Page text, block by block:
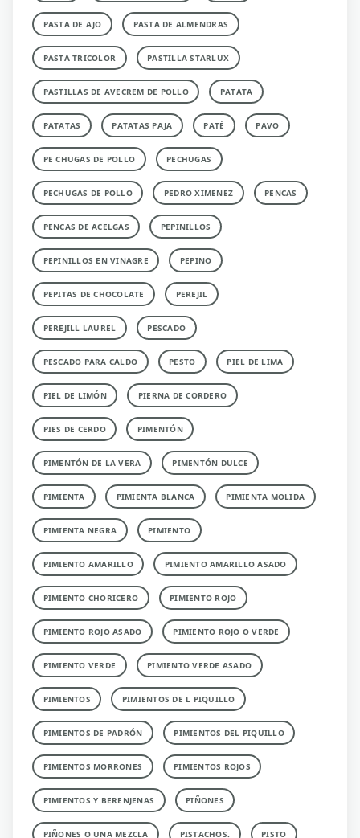
PASTA DE AJO PASTA DE ALMENDRAS
PASTA TRICOLOR PASTILLA STARLUX
PASTILLAS DE AVECREM DE POLLO PATATA
PATATAS PATATAS PAJA PATÉ PAVO
PE CHUGAS DE POLLO PECHUGAS
PECHUGAS DE POLLO PEDRO XIMENEZ PENCAS
PENCAS DE ACELGAS PEPINILLOS
PEPINILLOS EN VINAGRE PEPINO
PEPITAS DE CHOCOLATE PEREJIL
PEREJILL LAUREL PESCADO
PESCADO PARA CALDO PESTO PIEL DE LIMA
PIEL DE LIMÓN PIERNA DE CORDERO
PIES DE CERDO PIMENTÓN
PIMENTÓN DE LA VERA PIMENTÓN DULCE
PIMIENTA PIMIENTA BLANCA PIMIENTA MOLIDA
PIMIENTA NEGRA PIMIENTO
PIMIENTO AMARILLO PIMIENTO AMARILLO ASADO
PIMIENTO CHORICERO PIMIENTO ROJO
PIMIENTO ROJO ASADO PIMIENTO ROJO O VERDE
PIMIENTO VERDE PIMIENTO VERDE ASADO
PIMIENTOS PIMIENTOS DE L PIQUILLO
PIMIENTOS DE PADRÓN PIMIENTOS DEL PIQUILLO
PIMIENTOS MORRONES PIMIENTOS ROJOS
PIMIENTOS Y BERENJENAS PIÑONES
PIÑONES O UNA MEZCLA PISTACHOS. PISTO